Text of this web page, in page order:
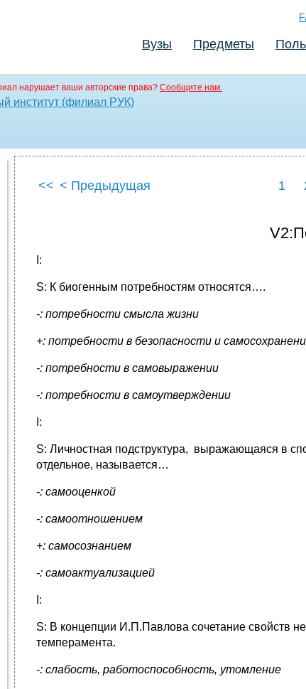
Вузы Предметы
нарушает ваши авторские права? Сообщите нам.
институт (филиал РУК)
<< < Предыдущая 1
I:
S: К биогенным потребностям относятся….
-: потребности смысла жизни
+: потребности в безопасности и
-: потребности в самовыражении
-: потребности в самоутверждении
I:
S: Личностная подструктура, выражающаяся в
отдельное, называется…
-: самооценкой
-: самоотношением
+: самосознанием
-: самоактуализацией
I:
S: В концепции И.П.Павлова сочетание свойств
темперамента.
-: слабость, работоспособность, утомление